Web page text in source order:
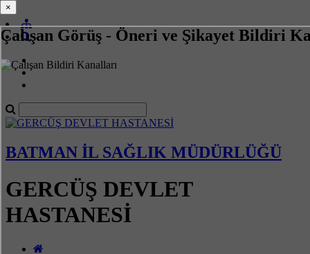
Çalışan Görüş - Öneri ve Şikayet Bildiri
BATMAN İL SAĞLIK MÜDÜRLÜĞÜ
GERCÜŞ DEVLET
HASTANESİ
×